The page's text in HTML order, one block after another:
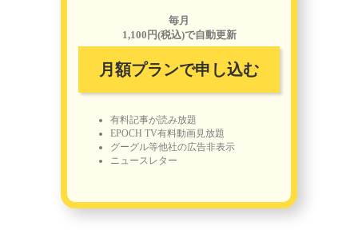
毎月
1,100円(税込)で自動更新
月額プランで申し込む
有料記事が読み放題
EPOCH TV有料動画見放題
グーグル等他社の広告非表示
ニュースレター